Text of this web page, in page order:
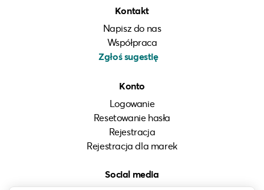
Kontakt
Napisz do nas
Współpraca
Zgłoś sugestię
Konto
Logowanie
Resetowanie hasła
Rejestracja
Rejestracja dla marek
Social media